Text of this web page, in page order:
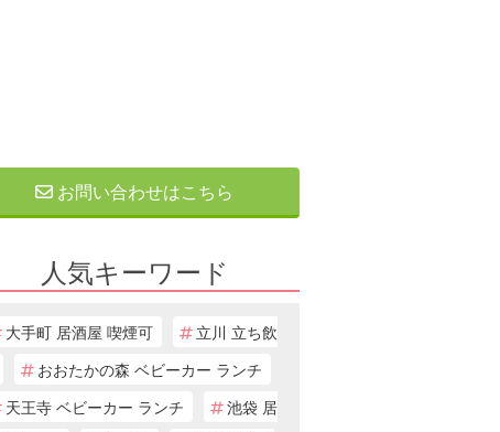
お問い合わせはこちら
人気キーワード
大手町 居酒屋 喫煙可
立川 立ち飲
おおたかの森 ベビーカー ランチ
天王寺 ベビーカー ランチ
池袋 居